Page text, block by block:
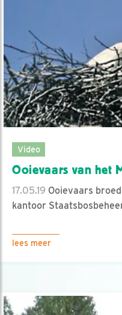
Video
Ooievaars van het
17.05.19 Ooievaars
kantoor
lees meer